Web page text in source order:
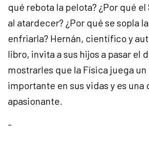
qué rebota la pelota? ¿Por qué el
al atardecer? ¿Por qué se sopla
enfriarla? Hernán, científico y
libro, invita a sus hijos a pasar el
mostrarles que la Física juega
importante en sus vidas y es una
apasionante.
-